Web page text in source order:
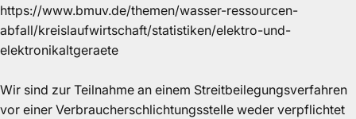
https://www.bmuv.de/themen/wasser-ressourcen-
abfall/kreislaufwirtschaft/statistiken/elektro-und-
elektronikaltgeraete
Wir sind zur Teilnahme an einem Streitbeilegungsverfahren
vor einer Verbraucherschlichtungsstelle weder verpflichtet